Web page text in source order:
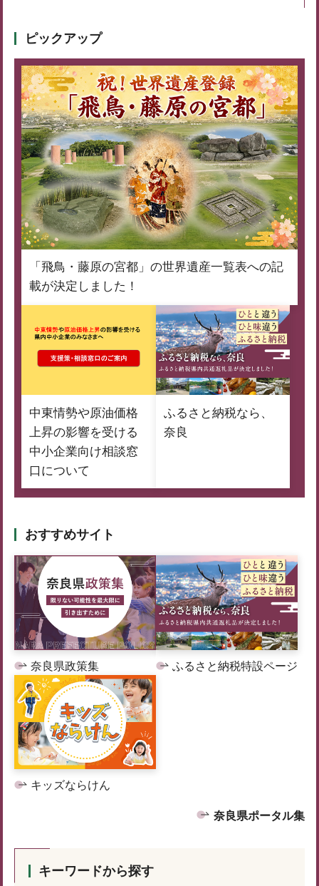
ピックアップ
「飛鳥・藤原の宮都」の世界遺産一覧表への記
載が決定しました！
中東情勢や原油価格
上昇の影響を受ける
中小企業向け相談窓
口について
ふるさと納税なら、
奈良
おすすめサイト
奈良県政策集 ふるさと納税特設ページ
キッズならけん
奈良県ポータル集
キーワードから探す